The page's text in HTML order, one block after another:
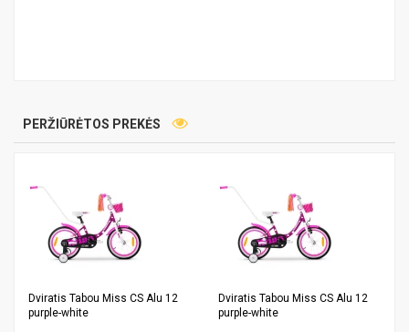
PERŽIŪRĖTOS PREKĖS
Dviratis Tabou Miss CS Alu 12
purple-white
Dviratis Tabou Miss CS Alu 12
purple-white